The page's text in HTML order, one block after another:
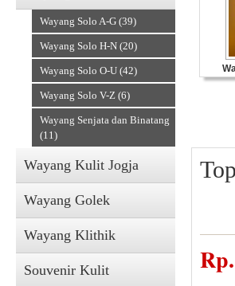
Wayang Solo A-G (39)
Wayang Solo H-N (20)
Wayang Solo O-U (42)
Wayang Solo V-Z (6)
Wayang Senjata dan Binatang
(11)
Wayang Kulit Jogja
Wayang Golek
Wayang Klithik
Souvenir Kulit Rp.